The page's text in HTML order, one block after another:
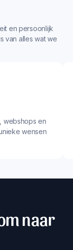
en persoonlijk
van alles wat we
webshops en
wensen
naar